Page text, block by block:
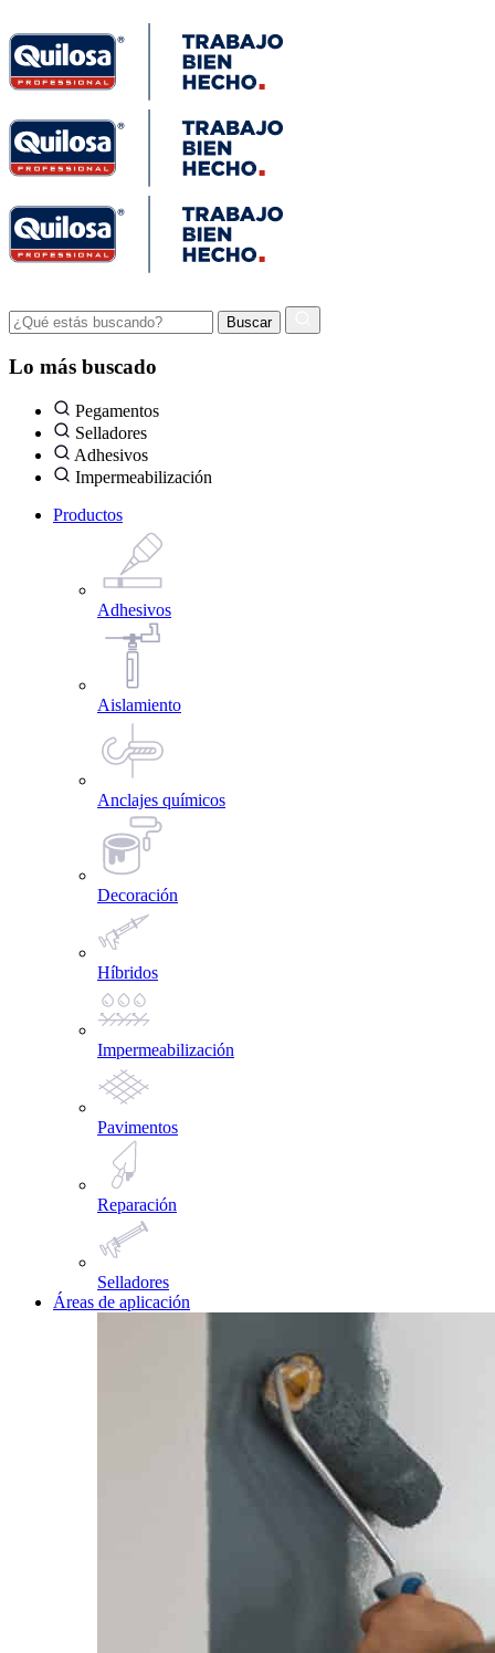
Lo más buscado
Pegamentos
Selladores
Adhesivos
Impermeabilización
Productos
Adhesivos
Aislamiento
Anclajes químicos
Decoración
Híbridos
Impermeabilización
Pavimentos
Reparación
Selladores
Áreas de aplicación